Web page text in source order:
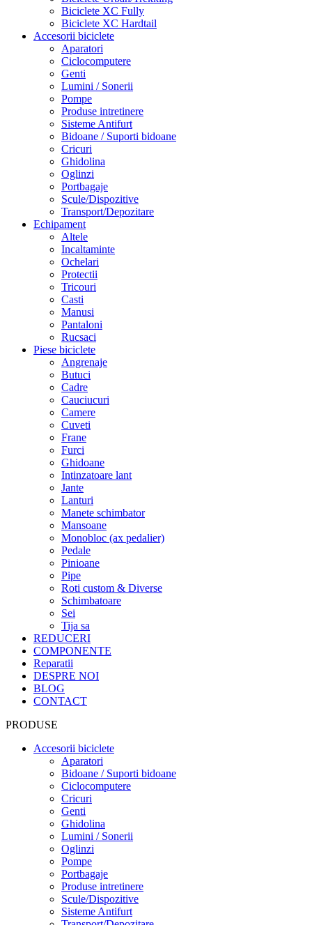
Biciclete XC Fully
Biciclete XC Hardtail
Accesorii biciclete
Aparatori
Ciclocomputere
Genti
Lumini / Sonerii
Pompe
Produse intretinere
Sisteme Antifurt
Bidoane / Suporti bidoane
Cricuri
Ghidolina
Oglinzi
Portbagaje
Scule/Dispozitive
Transport/Depozitare
Echipament
Altele
Incaltaminte
Ochelari
Protectii
Tricouri
Casti
Manusi
Pantaloni
Rucsaci
Piese biciclete
Angrenaje
Butuci
Cadre
Cauciucuri
Camere
Cuveti
Frane
Furci
Ghidoane
Intinzatoare lant
Jante
Lanturi
Manete schimbator
Mansoane
Monobloc (ax pedalier)
Pedale
Pinioane
Pipe
Roti custom & Diverse
Schimbatoare
Sei
Tija sa
REDUCERI
COMPONENTE
Reparatii
DESPRE NOI
BLOG
CONTACT
PRODUSE
Accesorii biciclete
Aparatori
Bidoane / Suporti bidoane
Ciclocomputere
Cricuri
Genti
Ghidolina
Lumini / Sonerii
Oglinzi
Pompe
Portbagaje
Produse intretinere
Scule/Dispozitive
Sisteme Antifurt